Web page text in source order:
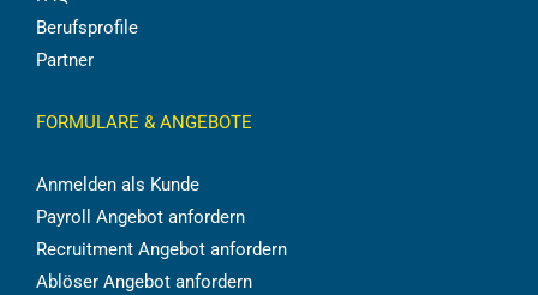
Berufsprofile
Partner
FORMULARE & ANGEBOTE
Anmelden als Kunde
Payroll Angebot anfordern
Recruitment Angebot anfordern
Ablöser Angebot anfordern